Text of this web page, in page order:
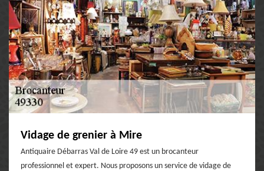
Vidage de grenier à Mire
Antiquaire Débarras Val de Loire 49 est un brocanteur
professionnel et expert. Nous proposons un service de vidage de